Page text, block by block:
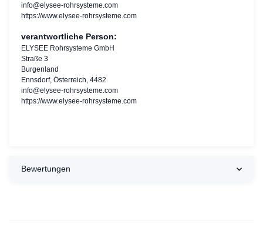
info@elysee-rohrsysteme.com
https://www.elysee-rohrsysteme.com
verantwortliche Person:
ELYSEE Rohrsysteme GmbH
Straße 3
Burgenland
Ennsdorf, Österreich, 4482
info@elysee-rohrsysteme.com
https://www.elysee-rohrsysteme.com
Bewertungen